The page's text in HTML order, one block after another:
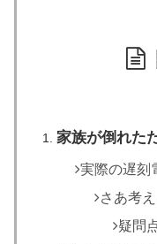
家族が倒れた
実際の遅刻
さあ考え
疑問